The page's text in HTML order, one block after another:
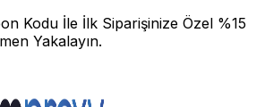
Kodu İle İlk Siparişinize Özel %15
Yakalayın.